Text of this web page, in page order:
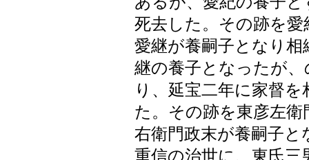
死去した。その跡を
愛継が養嗣子となり
継の養子となったが
り、延宝二年に家督
た。その跡を東彦左
右衛門政末が養嗣子
重信の治世に、東氏